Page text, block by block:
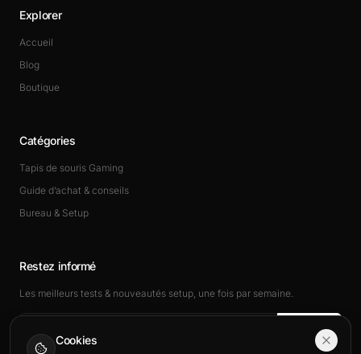
Explorer
Accueil
Blog
Boutique
Catégories
Tapis de souris Gaming
Guide d’achat & conseils
Bureau & Setup
Restez informé
Les meilleurs tests & nouveautés setup, une fois par semaine.
Rejoindre
Cookies